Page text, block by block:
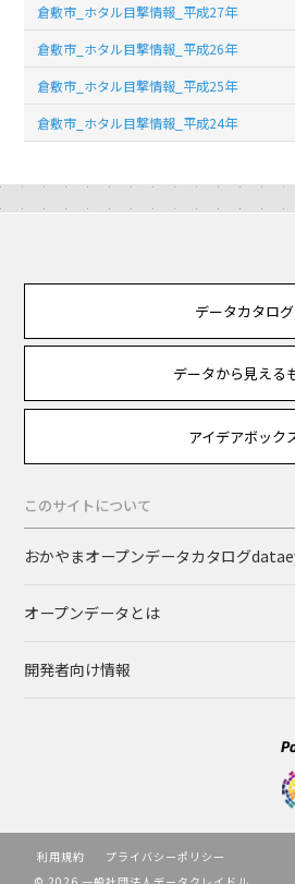
倉敷市_ホタル目撃情報_平成27年
倉敷市_ホタル目撃情報_平成26年
倉敷市_ホタル目撃情報_平成25年
倉敷市_ホタル目撃情報_平成24年
データカタログ
データから見える
アイデアボック
このサイトについて
おかやまオープンデータカタログ
オープンデータとは
開発者向け情報
利用規約
プライバシーポリシー